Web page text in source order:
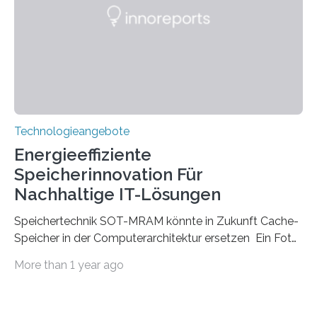
Einschränkungen überwindet. Herkömmliche gewölbte
Technologieangebote
Energieeffiziente
Speicherinnovation Für
Nachhaltige IT-Lösungen
Speichertechnik SOT-MRAM könnte in Zukunft Cache-
Speicher in der Computerarchitektur ersetzen Ein Foto,
Hochgeladene Medien landen in riesigen Cloud-
More than 1 year ago